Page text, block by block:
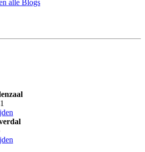
alle Blogs